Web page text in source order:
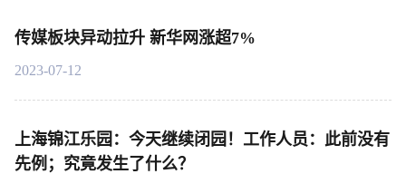
传媒板块异动拉升 新华网涨超7%
2023-07-12
上海锦江乐园：今天继续闭园！工作人员：此前没有
先例；究竟发生了什么？